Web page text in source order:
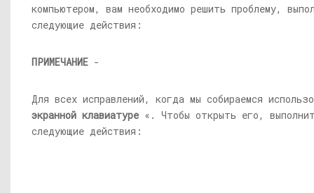
компьютером, вам необходимо решить проблему,
следующие действия:
ПРИМЕЧАНИЕ -
Для всех исправлений, когда мы собираемся
экранной клавиатуре «. Чтобы открыть его,
следующие действия: